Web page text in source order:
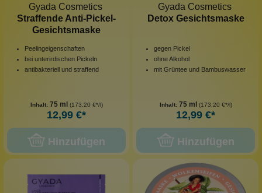
Gyada Cosmetics
Straffende Anti-Pickel-
Gesichtsmaske
Peelingeigenschaften
bei unterirdischen Pickeln
antibakteriell und straffend
Inhalt: 75 ml (173,20 €*/l)
12,99 €*
Hinzufügen
Gyada Cosmetics
Detox Gesichtsmaske
gegen Pickel
ohne Alkohol
mit Grüntee und Bambuswasser
Inhalt: 75 ml (173,20 €*/l)
12,99 €*
Hinzufügen